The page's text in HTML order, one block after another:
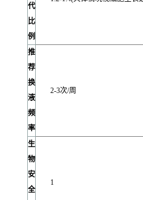
代
比
例
推
荐
换
液
频
率
2-3次/周
生
物
安
全
1